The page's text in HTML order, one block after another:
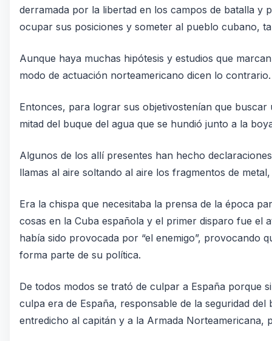
derramada por la libertad en los campos de batalla y
ocupar sus posiciones y someter al pueblo cubano,
Aunque haya muchas hipótesis y estudios que
modo de actuación norteamericano dicen lo contrario.
Entonces, para lograr sus objetivostenían que
mitad del buque del agua que se hundió junto a la
Algunos de los allí presentes han hecho
llamas al aire soltando al aire los fragmentos de
Era la chispa que necesitaba la prensa de la época
cosas en la Cuba española y el primer disparo fue el
había sido provocada por “el enemigo”, provocando
forma parte de su política.
De todos modos se trató de culpar a España porque
culpa era de España, responsable de la seguridad
entredicho al capitán y a la Armada Norteamericana,